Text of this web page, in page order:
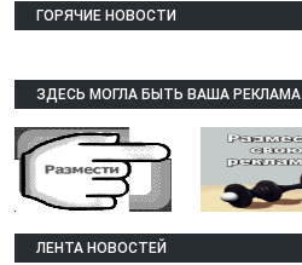
ГОРЯЧИЕ НОВОСТИ
ЗДЕСЬ МОГЛА БЫТЬ ВАША РЕКЛАМА
ЛЕНТА НОВОСТЕЙ